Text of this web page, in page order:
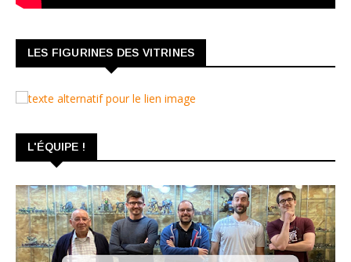
LES FIGURINES DES VITRINES
L'ÉQUIPE !